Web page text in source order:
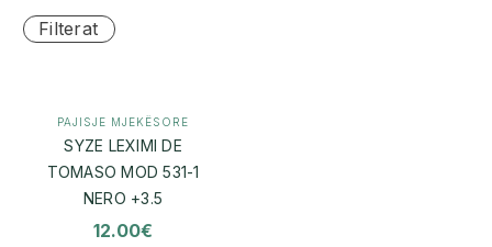
Filterat
PAJISJE MJEKËSORE
SYZE LEXIMI DE
TOMASO MOD 531-1
NERO +3.5
12.00€